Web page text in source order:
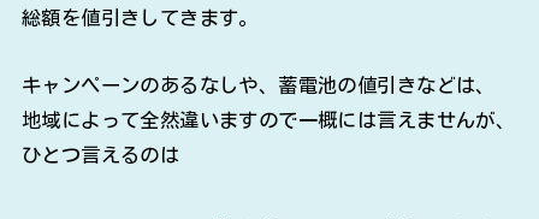
総額を値引きしてきます。
キャンペーンのあるなしや、蓄電池の値引きなどは、
地域によって全然違いますので一概には言えませんが、
ひとつ言えるのは